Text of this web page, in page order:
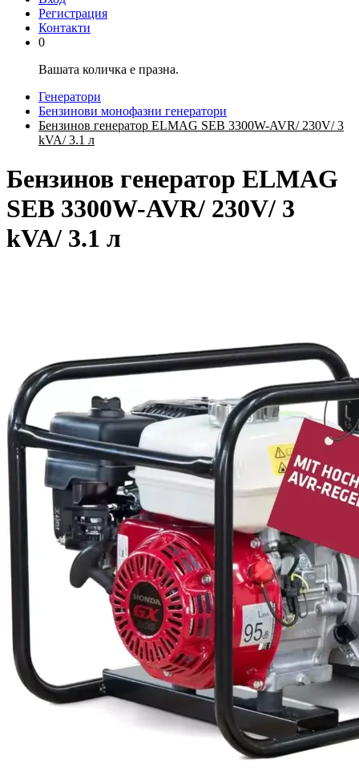
Регистрация
Контакти
0
Вашата количка е празна.
Генератори
Бензинови монофазни генератори
Бензинов генератор ELMAG SEB 3300W-AVR/ 230V/ 3
kVA/ 3.1 л
Бензинов генератор ELMAG
SEB 3300W-AVR/ 230V/ 3
kVA/ 3.1 л